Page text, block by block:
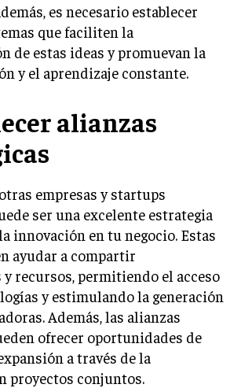
PRODUCTOS
CORPORATIVA
DE MERCADO
COMPETENCIA
EMPRESARIAL
CAMBIO
DIRECTIVAS
EMPRESARIAL
es necesario establecer
que faciliten la
de estas ideas y promuevan la
y el aprendizaje constante.
alianzas
empresas y startups
ser una excelente estrategia
innovación en tu negocio. Estas
ayudar a compartir
recursos, permitiendo el acceso
y estimulando la generación
Además, las alianzas
ofrecer oportunidades de
a través de la
proyectos conjuntos.